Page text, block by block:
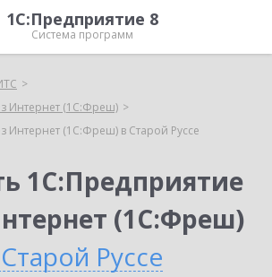
1С:Предприятие 8
Система программ
Интернет (1С:Фреш)
Интернет (1С:Фреш) в Старой Руссе
1С:Предприятие
(1С:Фреш)
Руссе